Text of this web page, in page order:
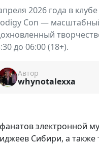
2026 года в
Con —
до 06:00 (18+).
Автор
whynotalexxa
электронной
Сибири, а